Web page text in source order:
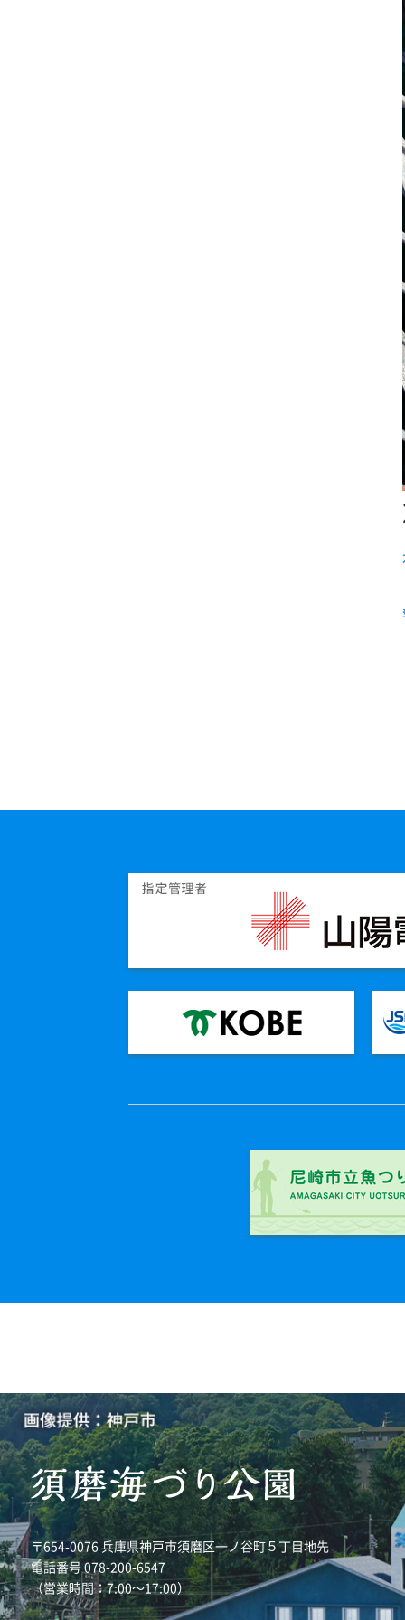
〒654-0076 兵庫県神戸市須磨区一ノ谷町５丁目地先
電話番号 078-200-6547
（営業時間：7:00～17:00）